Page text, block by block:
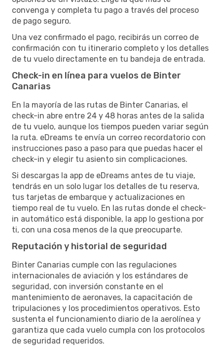
convenga y completa tu pago a través del proceso
de pago seguro.
Una vez confirmado el pago, recibirás un correo de
confirmación con tu itinerario completo y los detalles
de tu vuelo directamente en tu bandeja de entrada.
Check-in en línea para vuelos de Binter
Canarias
En la mayoría de las rutas de Binter Canarias, el
check-in abre entre 24 y 48 horas antes de la salida
de tu vuelo, aunque los tiempos pueden variar según
la ruta. eDreams te envía un correo recordatorio con
instrucciones paso a paso para que puedas hacer el
check-in y elegir tu asiento sin complicaciones.
Si descargas la app de eDreams antes de tu viaje,
tendrás en un solo lugar los detalles de tu reserva,
tus tarjetas de embarque y actualizaciones en
tiempo real de tu vuelo. En las rutas donde el check-
in automático está disponible, la app lo gestiona por
ti, con una cosa menos de la que preocuparte.
Reputación y historial de seguridad
Binter Canarias cumple con las regulaciones
internacionales de aviación y los estándares de
seguridad, con inversión constante en el
mantenimiento de aeronaves, la capacitación de
tripulaciones y los procedimientos operativos. Esto
sustenta el funcionamiento diario de la aerolínea y
garantiza que cada vuelo cumpla con los protocolos
de seguridad requeridos.